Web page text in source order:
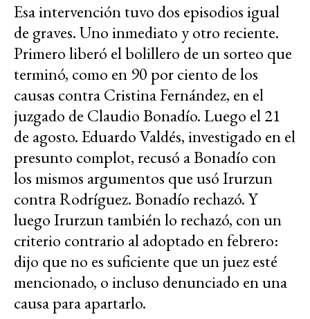
Esa intervención tuvo dos episodios igual
de graves. Uno inmediato y otro reciente.
Primero liberó el bolillero de un sorteo que
terminó, como en 90 por ciento de los
causas contra Cristina Fernández, en el
juzgado de Claudio Bonadío. Luego el 21
de agosto. Eduardo Valdés, investigado en el
presunto complot, recusó a Bonadío con
los mismos argumentos que usó Irurzun
contra Rodríguez. Bonadío rechazó. Y
luego Irurzun también lo rechazó, con un
criterio contrario al adoptado en febrero:
dijo que no es suficiente que un juez esté
mencionado, o incluso denunciado en una
causa para apartarlo.